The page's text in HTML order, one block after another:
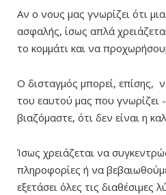
Αν ο νους μας γνωρίζει ότι
ασφαλής, ίσως απλά
το κομμάτι και να
Ο δισταγμός μπορεί, επίσης,
του εαυτού μας που γνωρίζει
βιαζόμαστε, ότι δεν είναι η
Ίσως χρειάζεται να
πληροφορίες ή να
εξετάσει όλες τις διαθέσιμες